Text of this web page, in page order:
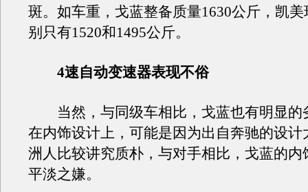
斑。如车重，戈蓝整备质量1630公斤，凯
别只有1520和1495公斤。
4速自动变速器表现不俗
当然，与同级车相比，戈蓝也有明显的
在内饰设计上，可能是因为出自奔驰的设计
洲人比较讲究质朴，与对手相比，戈蓝的内
平淡之嫌。